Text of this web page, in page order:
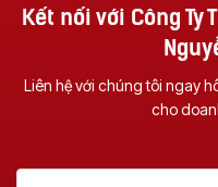
Kết nối với Công Ty
Liên hệ với chúng tôi ngay
cho